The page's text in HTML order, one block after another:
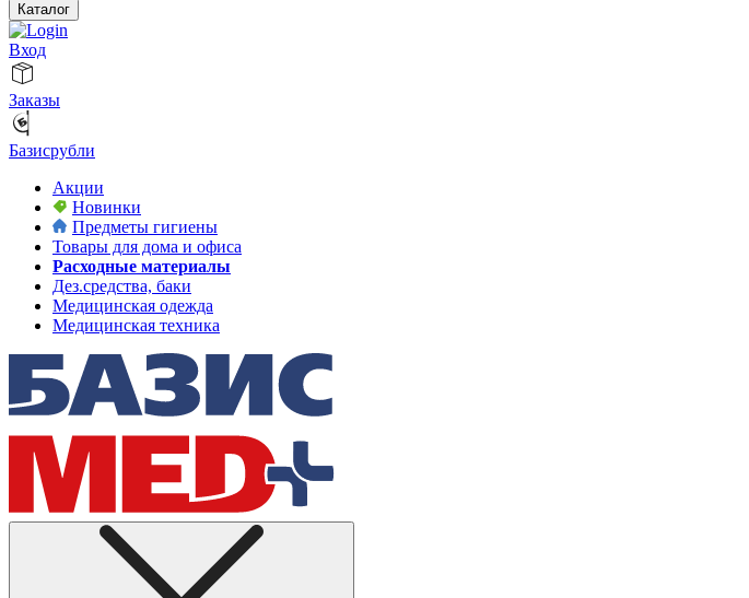
Каталог
Вход
Заказы
Базисрубли
Акции
Новинки
Предметы гигиены
Товары для дома и офиса
Расходные материалы
Дез.средства, баки
Медицинская одежда
Медицинская техника